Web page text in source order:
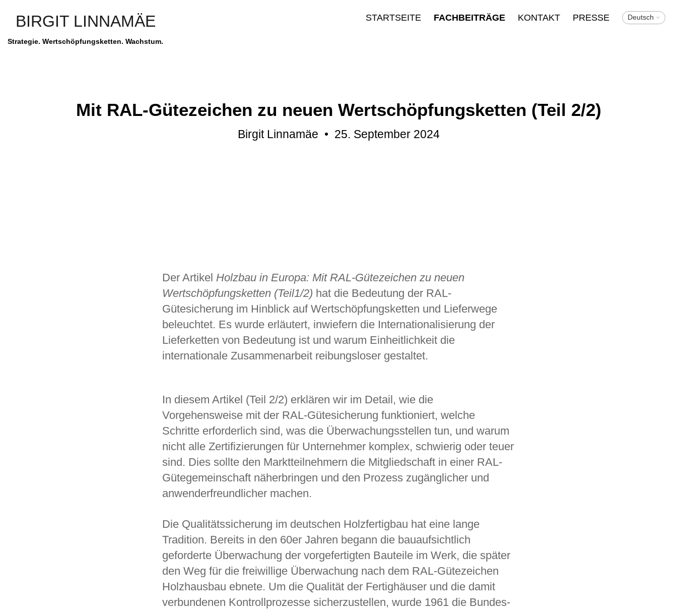
BIRGIT LINNAMÄE
Strategie. Wertschöpfungsketten. Wachstum.
STARTSEITE FACHBEITRÄGE KONTAKT PRESSE Deutsch
Mit RAL-Gütezeichen zu neuen Wertschöpfungsketten (Teil 2/2)
Birgit Linnamäe • 25. September 2024
Der ArtikelHolzbau in Europa: Mit RAL-Gütezeichen zu neuen
Wertschöpfungsketten (Teil1/2) hat die Bedeutung der RAL-
Gütesicherung im Hinblick auf Wertschöpfungsketten und Lieferwege
beleuchtet. Es wurde erläutert, inwiefern die Internationalisierung der
Lieferketten von Bedeutung ist und warum Einheitlichkeit die
internationale Zusammenarbeit reibungsloser gestaltet.
In diesem Artikel (Teil 2/2) erklären wir im Detail, wie die
Vorgehensweise mit der RAL-Gütesicherung funktioniert, welche
Schritte erforderlich sind, was die Überwachungsstellen tun, und warum
nicht alle Zertifizierungen für Unternehmer komplex, schwierig oder teuer
sind. Dies sollte den Marktteilnehmern die Mitgliedschaft in einer RAL-
Gütegemeinschaft näherbringen und den Prozess zugänglicher und
anwenderfreundlicher machen.
Die Qualitätssicherung im deutschen Holzfertigbau hat eine lange
Tradition. Bereits in den 60er Jahren begann die bauaufsichtlich
geforderte Überwachung der vorgefertigten Bauteile im Werk, die später
den Weg für die freiwillige Überwachung nach dem RAL-Gütezeichen
Holzhausbau ebnete. Um die Qualität der Fertighäuser und die damit
verbundenen Kontrollprozesse sicherzustellen, wurde 1961 die Bundes-